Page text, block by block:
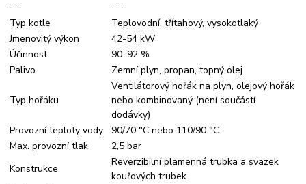
---
---
Typ kotle
Teplovodní, třítahový, vysokotlaký
Jmenovitý výkon
42-54 kW
Účinnost
90–92 %
Palivo
Zemní plyn, propan, topný olej
Typ hořáku
Ventilátorový hořák na plyn, olejový hořák
nebo kombinovaný (není součástí
dodávky)
Provozní teploty vody
90/70 °C nebo 110/90 °C
Max. provozní tlak
2,5 bar
Konstrukce
Reverzibilní plamenná trubka a svazek
kouřových trubek